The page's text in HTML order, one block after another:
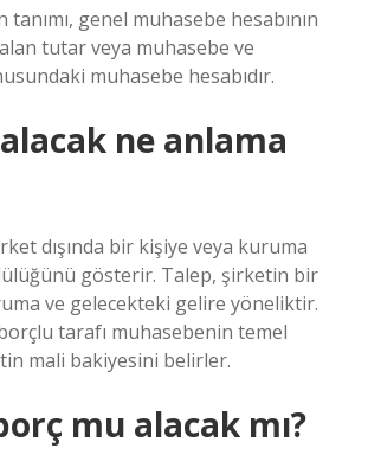
genel muhasebe hesabının
tutar veya muhasebe ve
muhasebe hesabıdır.
ne anlama
dışında bir kişiye veya kuruma
gösterir. Talep, şirketin bir
ve gelecekteki gelire yöneliktir.
tarafı muhasebenin temel
mali bakiyesini belirler.
mu alacak mı?